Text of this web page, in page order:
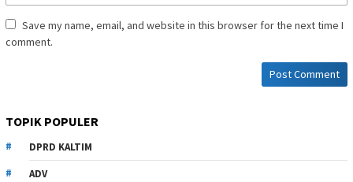
Save my name, email, and website in this browser for the next time I
comment.
TOPIK POPULER
DPRD KALTIM
ADV